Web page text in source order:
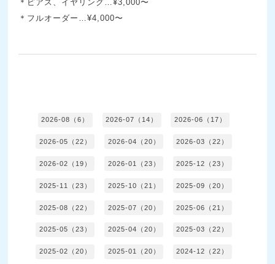
＊ピアス、イヤリング…¥3,000〜
＊フルオーダー…¥4,000〜
2026-08（6） 2026-07（14） 2026-06（17）
2026-05（22） 2026-04（20） 2026-03（22）
2026-02（19） 2026-01（23） 2025-12（23）
2025-11（23） 2025-10（21） 2025-09（20）
2025-08（22） 2025-07（20） 2025-06（21）
2025-05（23） 2025-04（20） 2025-03（22）
2025-02（20） 2025-01（20） 2024-12（22）